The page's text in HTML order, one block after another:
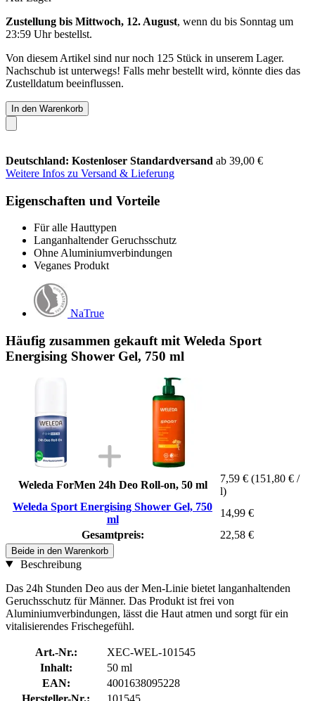
Zustellung bis Mittwoch, 12. August, wenn du bis Sonntag um
23:59 Uhrbestellst.
Von diesem Artikel sind nur noch 125 Stück in unserem Lager.
Nachschub ist unterwegs! Falls mehr bestellt wird, könnte dies das
Zustelldatum beeinflussen.
In den Warenkorb
Deutschland: Kostenloser Standardversand ab 39,00 €
Weitere Infos zu Versand & Lieferung
Eigenschaften und Vorteile
Für alle Hauttypen
Langanhaltender Geruchsschutz
Ohne Aluminiumverbindungen
Veganes Produkt
NaTrue
Häufig zusammen gekauft mit Weleda Sport
Energising Shower Gel, 750 ml
Weleda ForMen 24h Deo Roll-on, 50 ml
7,59 € (151,80 € /
l)
Weleda Sport Energising Shower Gel, 750
ml
14,99 €
Gesamtpreis:
22,58 €
Beide in den Warenkorb
Beschreibung
Das 24h Stunden Deo aus der Men-Linie bietet langanhaltenden
Geruchsschutz für Männer. Das Produkt ist frei von
Aluminiumverbindungen, lässt die Haut atmen und sorgt für ein
vitalisierendes Frischegefühl.
Art.-Nr.:
XEC-WEL-101545
Inhalt:
50 ml
EAN:
4001638095228
Hersteller-Nr.:
101545